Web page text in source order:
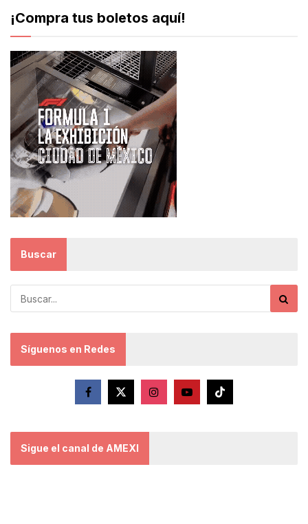
¡Compra tus boletos aquí!
Buscar
Síguenos en Redes
Sigue el canal de AMEXI